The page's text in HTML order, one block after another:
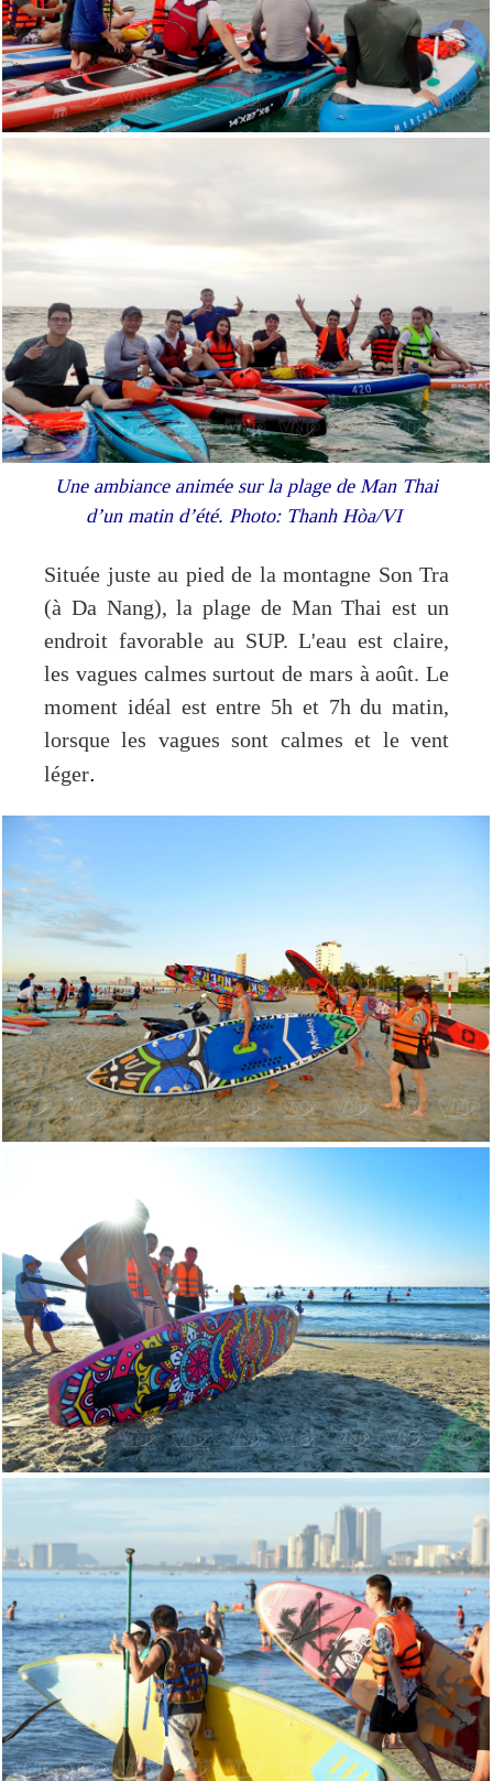
Une ambiance animée sur la plage de Man Thai
d’un matin d’été. Photo: Thanh Hòa/VI
Située juste au pied de la montagne Son Tra
(à Da Nang), la plage de Man Thai est un
endroit favorable au SUP. L'eau est claire,
les vagues calmes surtout de mars à août. Le
moment idéal est entre 5h et 7h du matin,
lorsque les vagues sont calmes et le vent
léger.